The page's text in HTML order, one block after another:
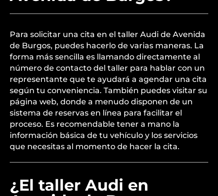
Para solicitar una cita en el taller Audi de Avenida
de Burgos, puedes hacerlo de varias maneras. La
forma más sencilla es llamando directamente al
número de contacto del taller para hablar con un
representante que te ayudará a agendar una cita
según tu conveniencia. También puedes visitar su
página web, donde a menudo disponen de un
sistema de reservas en línea para facilitar el
proceso. Es recomendable tener a mano la
información básica de tu vehículo y los servicios
que necesitas al momento de hacer la cita.
¿El taller Audi en